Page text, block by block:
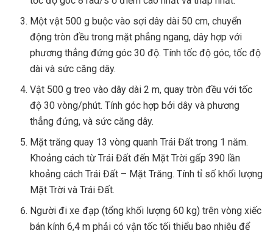
Một vật 500 g buộc vào sợi dây dài 50 cm, chuyển
động tròn đều trong mặt phẳng ngang, dây hợp với
phương thẳng đứng góc 30 độ. Tính tốc độ góc, tốc độ
dài và sức căng dây.
Vật 500 g treo vào dây dài 2 m, quay tròn đều với tốc
độ 30 vòng/phút. Tính góc hợp bởi dây và phương
thẳng đứng, và sức căng dây.
Mặt trăng quay 13 vòng quanh Trái Đất trong 1 năm.
Khoảng cách từ Trái Đất đến Mặt Trời gấp 390 lần
khoảng cách Trái Đất – Mặt Trăng. Tính tỉ số khối lượng
Mặt Trời và Trái Đất.
Người đi xe đạp (tổng khối lượng 60 kg) trên vòng xiếc
bán kính 6,4 m phải có vận tốc tối thiểu bao nhiêu để